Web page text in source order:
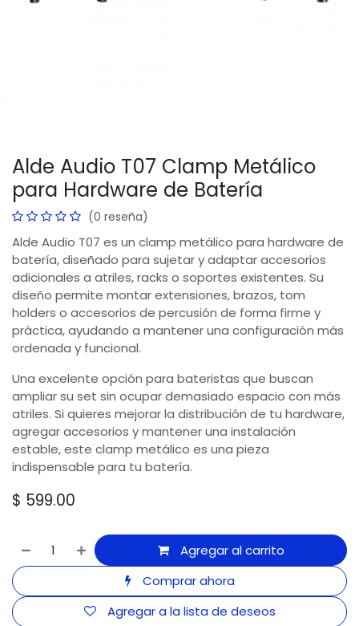
Alde Audio T07 Clamp Metálico
para Hardware de Batería
(0 reseña)
Alde Audio T07 es un clamp metálico para hardware de
batería, diseñado para sujetar y adaptar accesorios
adicionales a atriles, racks o soportes existentes. Su
diseño permite montar extensiones, brazos, tom
holders o accesorios de percusión de forma firme y
práctica, ayudando a mantener una configuración más
ordenada y funcional.
Una excelente opción para bateristas que buscan
ampliar su set sin ocupar demasiado espacio con más
atriles. Si quieres mejorar la distribución de tu hardware,
agregar accesorios y mantener una instalación
estable, este clamp metálico es una pieza
indispensable para tu batería.
$ 599.00
Agregar al carrito
Comprar ahora
Agregar a la lista de deseos